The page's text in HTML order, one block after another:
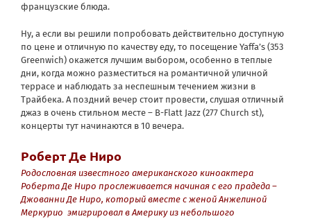
французские блюда.
Ну, а если вы решили попробовать действительно доступную
по цене и отличную по качеству еду, то посещение Yaffa’s (353
Greenwich) окажется лучшим выбором, особенно в теплые
дни, когда можно разместиться на романтичной уличной
террасе и наблюдать за неспешным течением жизни в
Трайбека. А поздний вечер стоит провести, слушая отличный
джаз в очень стильном месте – B-Flatt Jazz (277 Church st),
концерты тут начинаются в 10 вечера.
Роберт Де Ниро
Родословная известного американского киноактера
Роберта Де Ниро прослеживается начиная с его прадеда –
Джованни Де Ниро, который вместе с женой Анжелиной
Меркурио эмигрировал в Америку из небольшого